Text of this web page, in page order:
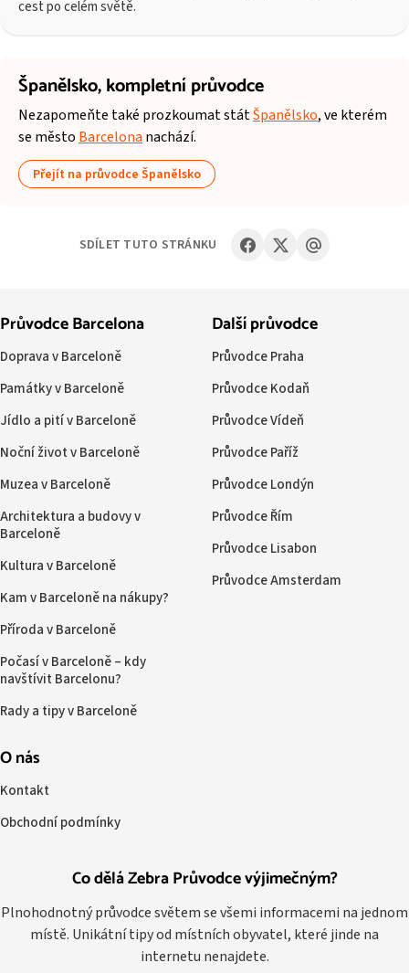
cest po celém světě.
Španělsko,kompletní průvodce
Nezapomeňte také prozkoumat státŠpanělsko, ve kterém
se město Barcelona nachází.
Přejít na průvodce Španělsko
SDÍLET TUTO STRÁNKU
Co dělá Zebra Průvodce výjimečným?
Plnohodnotný průvodce světem se všemi informacemi na jednom
místě. Unikátní tipy od místních obyvatel, které jinde na
internetu nenajdete.
Průvodce Barcelona
Doprava v Barceloně
Památky v Barceloně
Jídlo a pití v Barceloně
Noční život v Barceloně
Muzea v Barceloně
Architektura a budovy v
Barceloně
Kultura v Barceloně
Kam v Barceloně na nákupy?
Příroda v Barceloně
Počasí v Barceloně – kdy
navštívit Barcelonu?
Rady a tipy v Barceloně
Další průvodce
Průvodce Praha
Průvodce Kodaň
Průvodce Vídeň
Průvodce Paříž
Průvodce Londýn
Průvodce Řím
Průvodce Lisabon
Průvodce Amsterdam
O nás
Kontakt
Obchodní podmínky